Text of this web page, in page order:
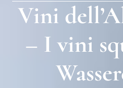
Vini
– I vini